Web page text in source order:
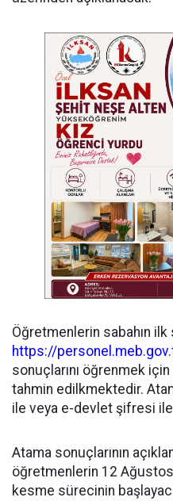
Öğretmenlerin sabahın
https://
sonuçlarını öğrenmek için
tahmin edilkmektedir.
ile veya e-devlet şifresi
Atama sonuçlarının
öğretmenlerin 12
kesme sürecinin